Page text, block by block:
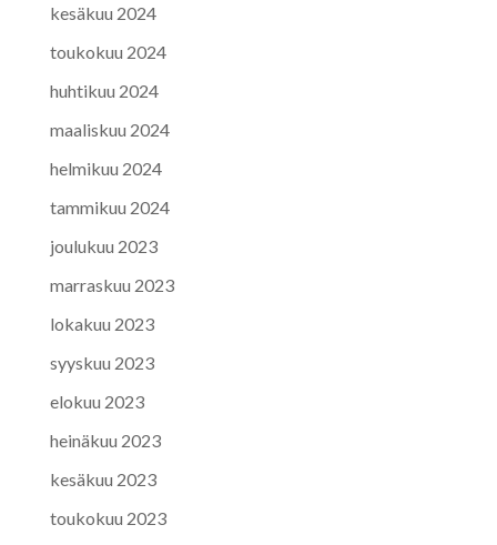
kesäkuu 2024
toukokuu 2024
huhtikuu 2024
maaliskuu 2024
helmikuu 2024
tammikuu 2024
joulukuu 2023
marraskuu 2023
lokakuu 2023
syyskuu 2023
elokuu 2023
heinäkuu 2023
kesäkuu 2023
toukokuu 2023